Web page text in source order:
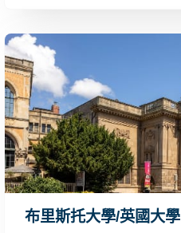
布里斯托大學/英國大學